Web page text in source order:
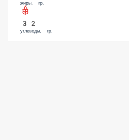
жиры, гр.
32
углеводы, гр.